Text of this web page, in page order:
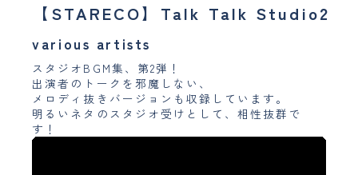
【STARECO】Talk Talk Studio2
various artists
スタジオBGM集、第2弾！
出演者のトークを邪魔しない、
メロディ抜きバージョンも収録しています。
明るいネタのスタジオ受けとして、相性抜群で
す！